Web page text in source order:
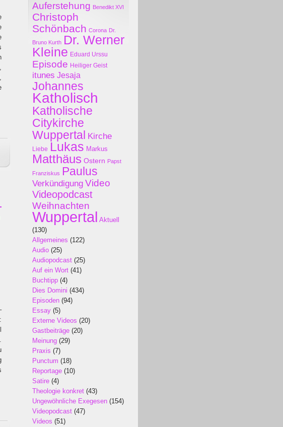
Auferstehung Benedikt XVI
Christoph
Schönbach Corona Dr.
Bruno Kurth Dr. Werner
Kleine Eduard Urssu
Episode Heiliger Geist
itunes Jesaja
Johannes
Katholisch
Katholische
Citykirche
Wuppertal Kirche
Liebe Lukas Markus
Matthäus Ostern Papst
Franziskus Paulus
Verkündigung Video
Videopodcast
Weihnachten
Wuppertal Aktuell
(130)
Allgemeines (122)
Audio (25)
Audiopodcast (25)
Auf ein Wort (41)
Buchtipp (4)
Dies Domini (434)
Episoden (94)
Essay (5)
Externe Videos (20)
Gastbeiträge (20)
Meinung (29)
Praxis (7)
Punctum (18)
Reportage (10)
Satire (4)
Theologie konkret (43)
Ungewöhnliche Exegesen (154)
Videopodcast (47)
Videos (51)